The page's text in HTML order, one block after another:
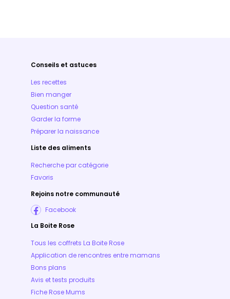
Conseils et astuces
Les recettes
Bien manger
Question santé
Garder la forme
Préparer la naissance
Liste des aliments
Recherche par catégorie
Favoris
Rejoins notre communauté
Facebook
La Boite Rose
Tous les coffrets La Boite Rose
Application de rencontres entre mamans
Bons plans
Avis et tests produits
Fiche Rose Mums